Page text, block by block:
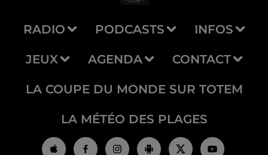
RADIO PODCASTS INFOS
JEUX AGENDA CONTACT
LA COUPE DU MONDE SUR TOTEM
LA MÉTÉO DES PLAGES